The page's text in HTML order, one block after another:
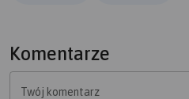
Komentarze
Twój komentarz